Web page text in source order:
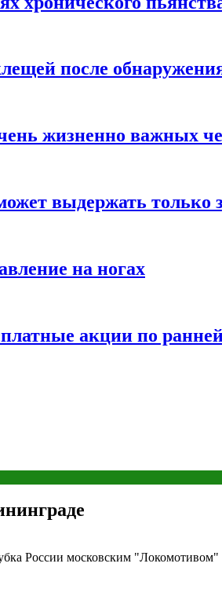
после
жизненно важных
выдержать только
на ногах
акции по
России московским